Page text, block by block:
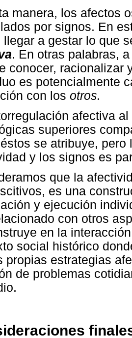
manera, los afectos
por signos. En
llegar a gestar lo que
. En otras palabras,
conocer, racionalizar
es potencialmente
con los otros.
afectiva
superiores
se atribuye,
y los signos es
que la
es una
y ejecución
con otros
en la
social histórico
propias estrategias
de problemas